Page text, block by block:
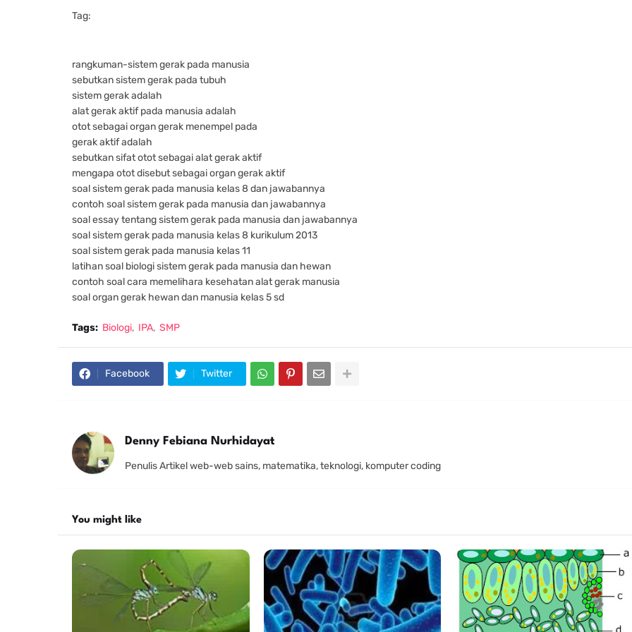
Tag:
rangkuman-sistem gerak pada manusia
sebutkan sistem gerak pada tubuh
sistem gerak adalah
alat gerak aktif pada manusia adalah
otot sebagai organ gerak menempel pada
gerak aktif adalah
sebutkan sifat otot sebagai alat gerak aktif
mengapa otot disebut sebagai organ gerak aktif
soal sistem gerak pada manusia kelas 8 dan jawabannya
contoh soal sistem gerak pada manusia dan jawabannya
soal essay tentang sistem gerak pada manusia dan jawabannya
soal sistem gerak pada manusia kelas 8 kurikulum 2013
soal sistem gerak pada manusia kelas 11
latihan soal biologi sistem gerak pada manusia dan hewan
contoh soal cara memelihara kesehatan alat gerak manusia
soal organ gerak hewan dan manusia kelas 5 sd
Tags: Biologi IPA SMP
Facebook Twitter
Denny Febiana Nurhidayat
Penulis Artikel web-web sains, matematika, teknologi, komputer coding
You might like